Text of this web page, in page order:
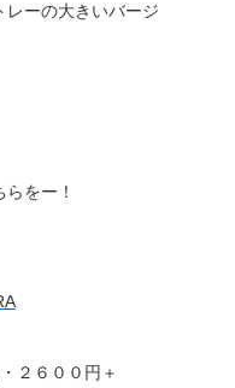
レーの大きいバージ
をー！
６００円＋